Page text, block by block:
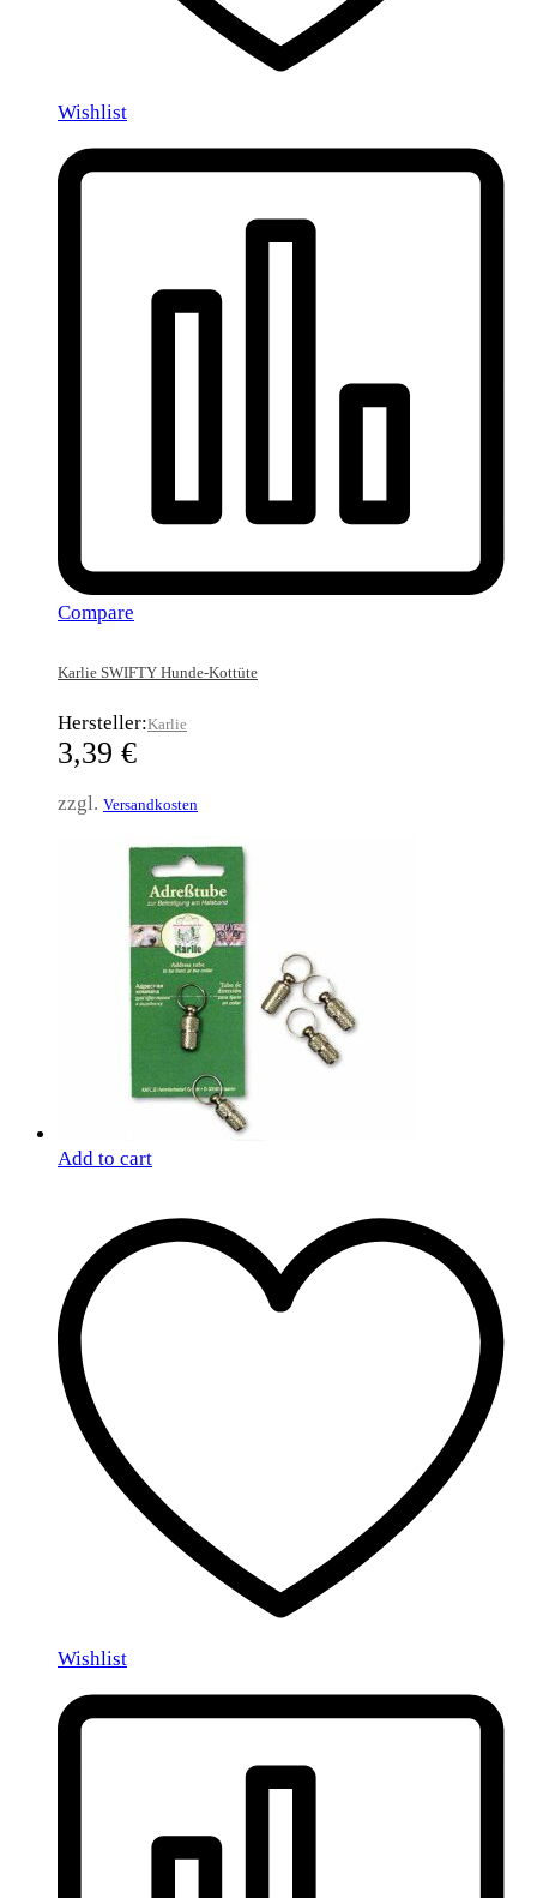
Wishlist
Compare
Karlie SWIFTY Hunde-Kottüte
Hersteller:Karlie
3,39 €
zzgl. Versandkosten
Add to cart
Wishlist